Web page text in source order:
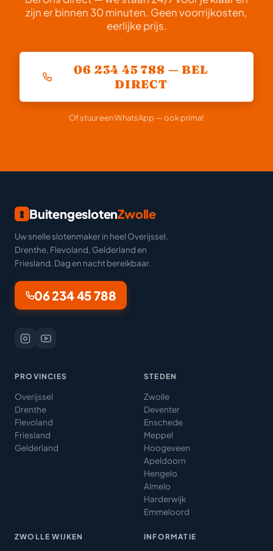
zijn er binnen 30 minuten. Geen voorrijkosten,
eerlijke prijs.
06 234 45 788 — BEL
DIRECT
Of stuur een WhatsApp — ook prima!
BuitengeslotenZwolle
Uw snelle slotenmaker in heel Overijssel,
Drenthe, Flevoland, Gelderland en
Friesland. Dag en nacht bereikbaar.
06 234 45 788
PROVINCIES
Overijssel
Drenthe
Flevoland
Friesland
Gelderland
STEDEN
Zwolle
Deventer
Enschede
Meppel
Hoogeveen
Apeldoorn
Hengelo
Almelo
Harderwijk
Emmeloord
ZWOLLE WIJKEN INFORMATIE